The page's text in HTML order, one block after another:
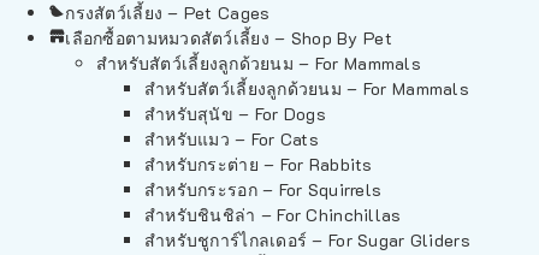
กรงสัตว์เลี้ยง – Pet Cages
เลือกซื้อตามหมวดสัตว์เลี้ยง – Shop By Pet
สำหรับสัตว์เลี้ยงลูกด้วยนม – For Mammals
สำหรับสัตว์เลี้ยงลูกด้วยนม – For Mammals
สำหรับสุนัข – For Dogs
สำหรับแมว – For Cats
สำหรับกระต่าย – For Rabbits
สำหรับกระรอก – For Squirrels
สำหรับชินชิล่า – For Chinchillas
สำหรับชูการ์ไกลเดอร์ – For Sugar Gliders